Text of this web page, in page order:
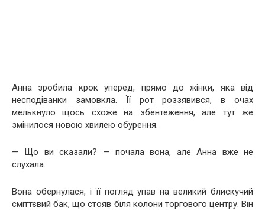
Анна зробила крок уперед, прямо до жінки, яка від
несподіванки замовкла. Її рот роззявився, в очах
мелькнуло щось схоже на збентеження, але тут же
змінилося новою хвилею обурення.
— Що ви сказали? — почала вона, але Анна вже не
слухала.
Вона обернулася, і її погляд упав на великий блискучий
сміттєвий бак, що стояв біля колони торгового центру. Він